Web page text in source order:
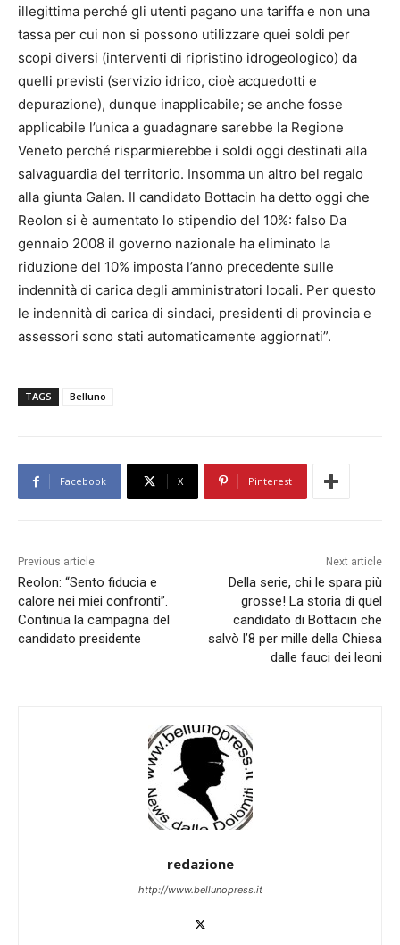
illegittima perché gli utenti pagano una tariffa e non una
tassa per cui non si possono utilizzare quei soldi per
scopi diversi (interventi di ripristino idrogeologico) da
quelli previsti (servizio idrico, cioè acquedotti e
depurazione), dunque inapplicabile; se anche fosse
applicabile l’unica a guadagnare sarebbe la Regione
Veneto perché risparmierebbe i soldi oggi destinati alla
salvaguardia del territorio. Insomma un altro bel regalo
alla giunta Galan. Il candidato Bottacin ha detto oggi che
Reolon si è aumentato lo stipendio del 10%: falso Da
gennaio 2008 il governo nazionale ha eliminato la
riduzione del 10% imposta l’anno precedente sulle
indennità di carica degli amministratori locali. Per questo
le indennità di carica di sindaci, presidenti di provincia e
assessori sono stati automaticamente aggiornati”.
TAGS Belluno
Facebook X Pinterest
Previous article
Reolon: “Sento fiducia e
calore nei miei confronti”.
Continua la campagna del
candidato presidente
Next article
Della serie, chi le spara più
grosse! La storia di quel
candidato di Bottacin che
salvò l’8 per mille della Chiesa
dalle fauci dei leoni
redazione
http://www.bellunopress.it